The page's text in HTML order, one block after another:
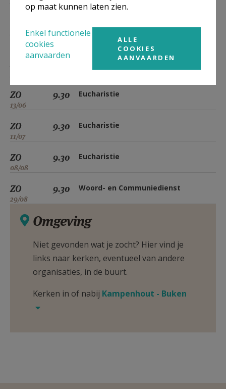
11/04
09/05
9.30 Eucharistie
Woord- en Communiedienst
ZO
13/06
9.30 Eucharistie
ZO
11/07
9.30 Eucharistie
ZO
08/08
9.30 Eucharistie
ZO
29/08
9.30 Woord- en Communiedienst
Omgeving
Niet gevonden wat je zocht? Hier vind je
links naar kerken, eventueel van andere
organisaties, in de buurt.
Kerken in of nabij Kampenhout - Buken
op maat kunnen laten zien.
Enkel functionele
cookies
aanvaarden
ALLE
COOKIES
AANVAARDEN